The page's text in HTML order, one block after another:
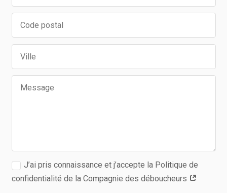
J’ai pris connaissance et j’accepte la Politique de
confidentialité de la Compagnie des déboucheurs